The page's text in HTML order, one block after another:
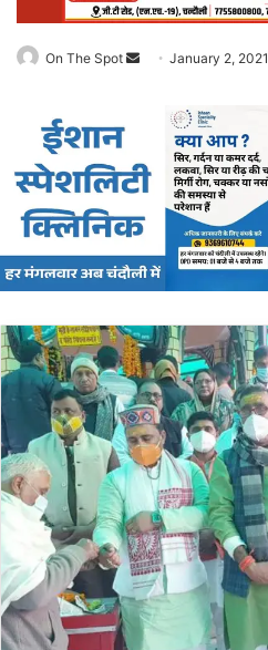
On The Spot
Send
email
January 2, 2021